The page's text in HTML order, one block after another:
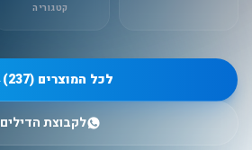
קטגוריה
לכל המוצרים (237)
לקבוצת הדילים